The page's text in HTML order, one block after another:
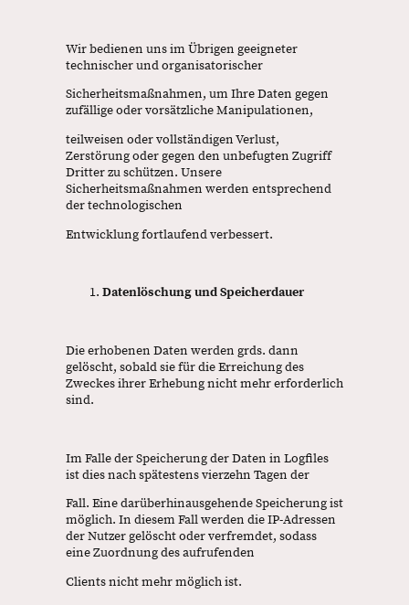
Wir bedienen uns im Übrigen geeigneter
technischer und organisatorischer
Sicherheitsmaßnahmen, um Ihre Daten gegen
zufällige oder vorsätzliche Manipulationen,
teilweisen oder vollständigen Verlust,
Zerstörung oder gegen den unbefugten Zugriff
Dritter zu schützen. Unsere
Sicherheitsmaßnahmen werden entsprechend
der technologischen
Entwicklung fortlaufend verbessert.
Datenlöschung und Speicherdauer
Die erhobenen Daten werden grds. dann
gelöscht, sobald sie für die Erreichung des
Zweckes ihrer Erhebung nicht mehr erforderlich
sind.
Im Falle der Speicherung der Daten in Logfiles
ist dies nach spätestens vierzehn Tagen der
Fall. Eine darüberhinausgehende Speicherung ist
möglich. In diesem Fall werden die IP-Adressen
der Nutzer gelöscht oder verfremdet, sodass
eine Zuordnung des aufrufenden
Clients nicht mehr möglich ist.